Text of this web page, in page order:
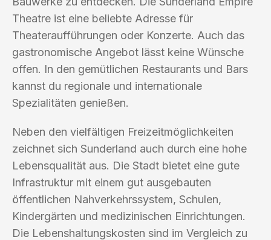
Theatre ist eine beliebte Adresse für
Theateraufführungen oder Konzerte. Auch das
gastronomische Angebot lässt keine Wünsche
offen. In den gemütlichen Restaurants und Bars
kannst du regionale und internationale
Spezialitäten genießen.
Neben den vielfältigen Freizeitmöglichkeiten
zeichnet sich Sunderland auch durch eine hohe
Lebensqualität aus. Die Stadt bietet eine gute
Infrastruktur mit einem gut ausgebauten
öffentlichen Nahverkehrssystem, Schulen,
Kindergärten und medizinischen Einrichtungen.
Die Lebenshaltungskosten sind im Vergleich zu